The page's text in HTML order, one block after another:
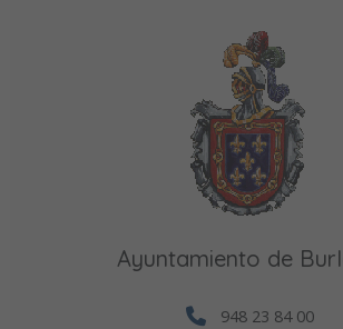
Ayuntamiento de
948 23 84 00